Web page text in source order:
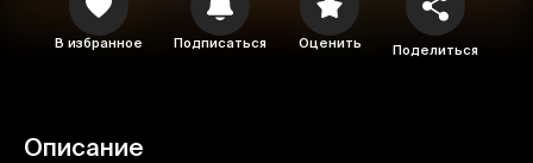
В избранное Подписаться Оценить Поделиться
Описание
1 2 3